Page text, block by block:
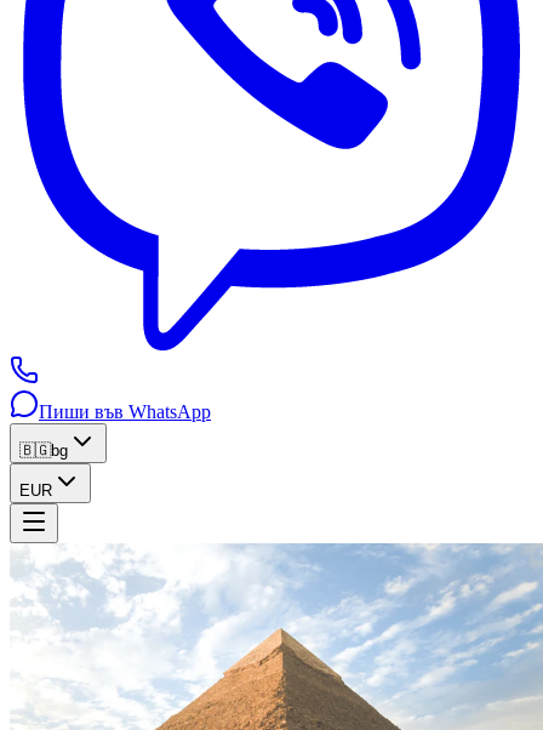
Пиши във WhatsApp
🇧🇬bg
EUR